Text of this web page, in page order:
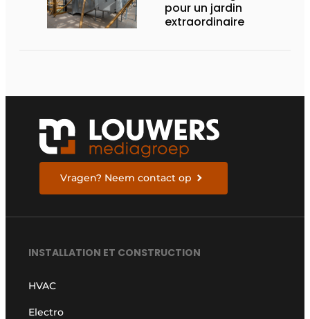
pour un jardin
extraordinaire
Vragen? Neem contact op
INSTALLATION ET CONSTRUCTION
HVAC
Electro